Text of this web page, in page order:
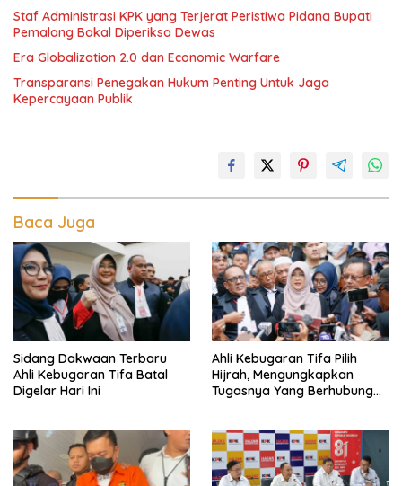
Staf Administrasi KPK yang Terjerat Peristiwa Pidana Bupati
Pemalang Bakal Diperiksa Dewas
Era Globalization 2.0 dan Economic Warfare
Transparansi Penegakan Hukum Penting Untuk Jaga
Kepercayaan Publik
Baca Juga
Sidang Dakwaan Terbaru
Ahli Kebugaran Tifa Batal
Digelar Hari Ini
Ahli Kebugaran Tifa Pilih
Hijrah, Mengungkapkan
Tugasnya Yang Berhubungan